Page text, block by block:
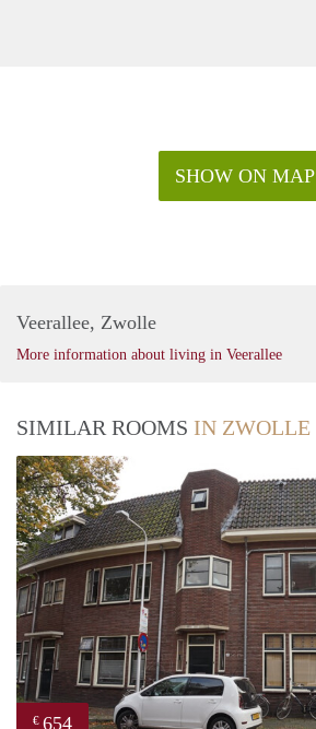
SHOW ON MAP
Veerallee, Zwolle
More information about living in Veerallee
SIMILAR ROOMS IN ZWOLLE
€ 654